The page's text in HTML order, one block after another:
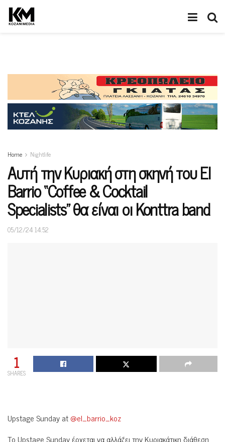
Home Nightlife
Αυτή την Κυριακή στη σκηνή του El
Barrio “Coffee & Cocktail
Specialists” θα είναι οι Konttra band
05/12/24 14:52
1
SHARES
Upstage Sunday at@el_barrio_koz
Το Upstage Sunday έρχεται να αλλάξει την Κυριακάτικη διάθεση